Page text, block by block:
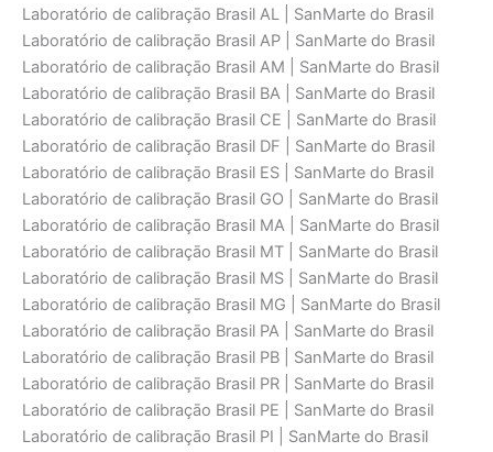
Laboratório de calibraçāo Brasil AL | SanMarte do Brasil
Laboratório de calibraçāo Brasil AP | SanMarte do Brasil
Laboratório de calibraçāo Brasil AM | SanMarte do Brasil
Laboratório de calibraçāo Brasil BA | SanMarte do Brasil
Laboratório de calibraçāo Brasil CE | SanMarte do Brasil
Laboratório de calibraçāo Brasil DF | SanMarte do Brasil
Laboratório de calibraçāo Brasil ES | SanMarte do Brasil
Laboratório de calibraçāo Brasil GO | SanMarte do Brasil
Laboratório de calibraçāo Brasil MA | SanMarte do Brasil
Laboratório de calibraçāo Brasil MT | SanMarte do Brasil
Laboratório de calibraçāo Brasil MS | SanMarte do Brasil
Laboratório de calibraçāo Brasil MG | SanMarte do Brasil
Laboratório de calibraçāo Brasil PA | SanMarte do Brasil
Laboratório de calibraçāo Brasil PB | SanMarte do Brasil
Laboratório de calibraçāo Brasil PR | SanMarte do Brasil
Laboratório de calibraçāo Brasil PE | SanMarte do Brasil
Laboratório de calibraçāo Brasil PI | SanMarte do Brasil